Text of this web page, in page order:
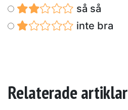
så så
inte bra
Relaterade artiklar